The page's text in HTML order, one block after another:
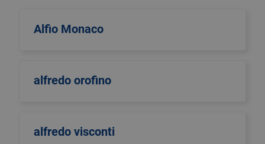
Alfio Monaco
alfredo orofino
alfredo visconti